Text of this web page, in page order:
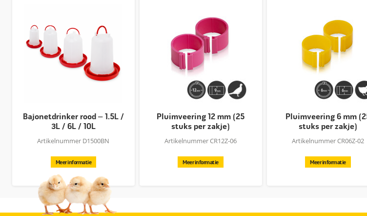
Bajonetdrinker rood – 1.5L /
3L / 6L / 10L
Artikelnummer D1500BN
Meer informatie
Pluimveering 12 mm (25
stuks per zakje)
Artikelnummer CR12Z-06
Meer informatie
Pluimveering 6 mm
stuks per zakje)
Artikelnummer CR06Z-02
Meer informatie